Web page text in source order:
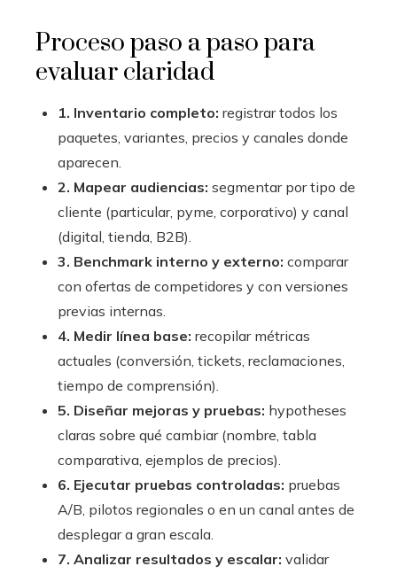
Proceso paso a paso para
evaluar claridad
1. Inventario completo: registrar todos los
paquetes, variantes, precios y canales donde
aparecen.
2. Mapear audiencias: segmentar por tipo de
cliente (particular, pyme, corporativo) y canal
(digital, tienda, B2B).
3. Benchmark interno y externo: comparar
con ofertas de competidores y con versiones
previas internas.
4. Medir línea base: recopilar métricas
actuales (conversión, tickets, reclamaciones,
tiempo de comprensión).
5. Diseñar mejoras y pruebas: hypotheses
claras sobre qué cambiar (nombre, tabla
comparativa, ejemplos de precios).
6. Ejecutar pruebas controladas: pruebas
A/B, pilotos regionales o en un canal antes de
desplegar a gran escala.
7. Analizar resultados y escalar: validar